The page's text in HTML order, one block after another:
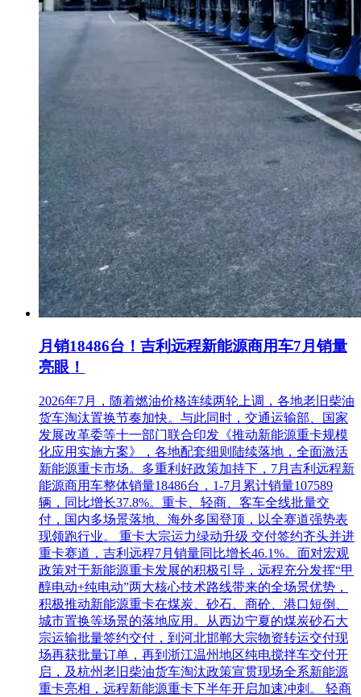
月销18486台！吉利远程新能源商用车7月销量
亮眼！
2026年7月，随着燃油价格连续两轮上调，各地老旧柴油
货车淘汰置换节奏加快。与此同时，交通运输部、国家
发展改革委等十一部门联合印发《推动新能源重卡规模
化应用实施方案》，各地配套细则陆续落地，全面激活
新能源重卡市场。多重利好政策加持下，7月吉利远程新
能源商用车整体销量18486台，1-7月累计销量107589
辆，同比增长37.8%。重卡、轻商、客车全线批量交
付，国内多场景落地、海外多国登顶，以全赛道强势表
现领跑行业。 重卡大宗运力绿动升级 交付签约齐头并进
重卡赛道，吉利远程7月销量同比增长46.1%。面对宏观
政策对于新能源重卡发展的积极引导，远程充分发挥“甲
醇电动+纯电动”两大核心技术路线带来的全场景优势，
积极推动新能源重卡在煤炭、砂石、商砼、港口短倒、
城市置换等场景的落地应用。从西边宁夏的煤炭砂石大
宗运输批量签约交付，到河北邯郸大宗物资转运交付现
场再获批量订单，再到浙江温州地区纯电搅拌车交付开
启，及杭州老旧柴油货车淘汰政策宣贯现场全系新能源
重卡亮相，远程新能源重卡下半年开启加速冲刺。 轻商